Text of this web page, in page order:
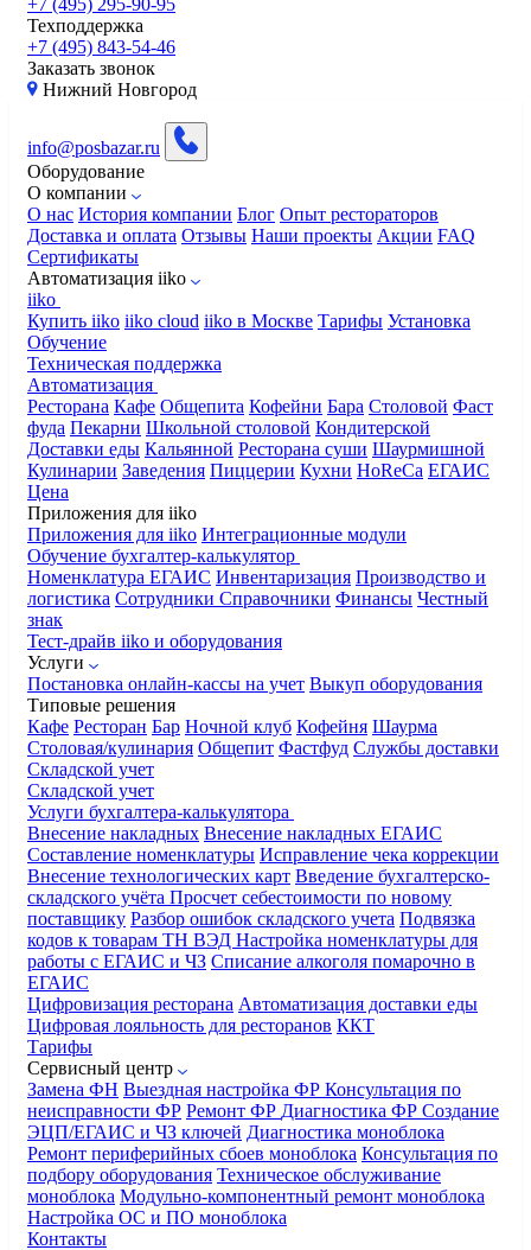
Техподдержка
+7 (495) 843-54-46
Заказать звонок
Нижний Новгород
info@posbazar.ru
Оборудование
О компании
О нас История компании Блог Опыт рестораторов
Доставка и оплата Отзывы Наши проекты Акции FAQ
Сертификаты
Автоматизация iiko
iiko
Купить iiko iiko cloud iiko в Москве Тарифы Установка
Обучение
Техническая поддержка
Автоматизация
Ресторана Кафе Общепита Кофейни Бара Столовой Фаст
фуда Пекарни Школьной столовой Кондитерской
Доставки еды Кальянной Ресторана суши Шаурмишной
Кулинарии Заведения Пиццерии Кухни HoReCa ЕГАИС
Цена
Приложения для iiko
Приложения для iiko Интеграционные модули
Обучение бухгалтер-калькулятор
Номенклатура ЕГАИС Инвентаризация Производство и
логистика Сотрудники Справочники Финансы Честный
знак
Тест-драйв iiko и оборудования
Услуги
Постановка онлайн-кассы на учет Выкуп оборудования
Типовые решения
Кафе Ресторан Бар Ночной клуб Кофейня Шаурма
Столовая/кулинария Общепит Фастфуд Службы доставки
Складской учет
Складской учет
Услуги бухгалтера-калькулятора
Внесение накладных Внесение накладных ЕГАИС
Составление номенклатуры Исправление чека коррекции
Внесение технологических карт Введение бухгалтерско-
складского учёта Просчет себестоимости по новому
поставщику Разбор ошибок складского учета Подвязка
кодов к товарам ТН ВЭД Настройка номенклатуры для
работы с ЕГАИС и ЧЗ Списание алкоголя помарочно в
ЕГАИС
Цифровизация ресторана Автоматизация доставки еды
Цифровая лояльность для ресторанов ККТ
Тарифы
Сервисный центр
Замена ФН Выездная настройка ФР Консультация по
неисправности ФР Ремонт ФР Диагностика ФР Создание
ЭЦП/ЕГАИС и ЧЗ ключей Диагностика моноблока
Ремонт периферийных сбоев моноблока Консультация по
подбору оборудования Техническое обслуживание
моноблока Модульно-компонентный ремонт моноблока
Настройка ОС и ПО моноблока
Контакты